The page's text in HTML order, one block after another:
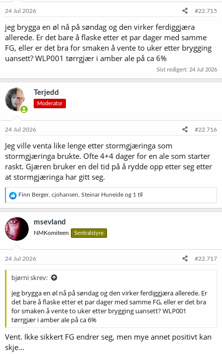
e
:
24 Jul 2026 #22.715
jeg brygga en øl nå på søndag og den virker ferdiggjæra
allerede. Er det bare å flaske etter et par dager med samme
FG, eller er det bra for smaken å vente to uker etter brygging
uansett? WLP001 tørrgjær i amber ale på ca 6%
Sist redigert: 24 Jul 2026
Terjedd
Moderator
24 Jul 2026 #22.716
Jeg ville venta like lenge etter stormgjæringa som
stormgjæringa brukte. Ofte 4+4 dager for en ale som starter
raskt. Gjæren bruker en del tid på å rydde opp etter seg etter
at stormgjæringa har gitt seg.
R
e
a
k
s
j
o
e
Finn Berger, cjohansen Steinar Huneide og 1 til
msevland
NMKomiteen Sentralstyre
24 Jul 2026 #22.717
bjørni skrev:
jeg brygga en øl nå på søndag og den virker ferdiggjæra allerede. Er
det bare å flaske etter et par dager med samme FG, eller er det bra
for smaken å vente to uker etter brygging uansett? WLP001
tørrgjær i amber ale på ca 6%
Vent. Ikke sikkert FG endrer seg, men mye annet positivt kan
skje…